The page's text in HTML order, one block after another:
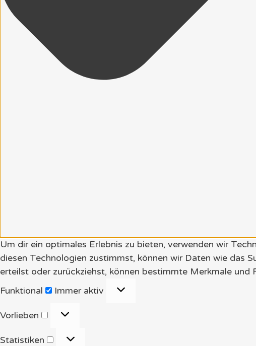
Um dir ein optimales Erlebnis zu bieten, verwenden wir
diesen Technologien zustimmst, können wir Daten wie das
erteilst oder zurückziehst, können bestimmte Merkmale und
Funktional
Funktional
Immer aktiv
Vorlieben
Vorlieben
Statistiken
Statistiken